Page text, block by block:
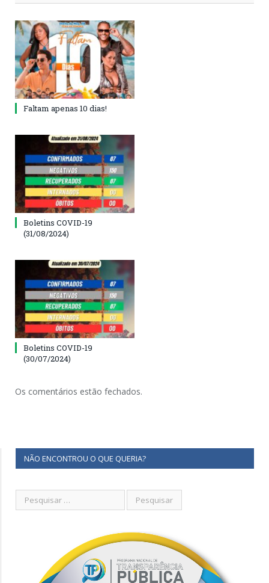
Faltam apenas 10 dias!
Boletins COVID-19
(31/08/2024)
Boletins COVID-19
(30/07/2024)
Os comentários estão fechados.
NÃO ENCONTROU O QUE QUERIA?